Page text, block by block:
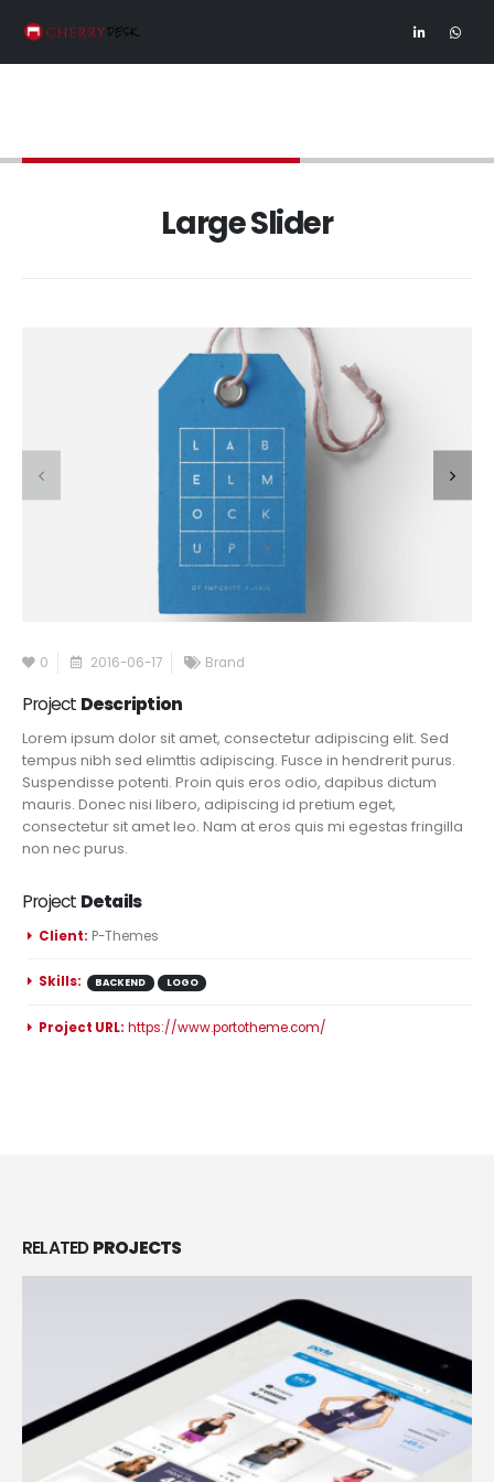
Large Slider
0 2016-06-17 Brand
Project Description
Lorem ipsum dolor sit amet, consectetur adipiscing elit. Sed
tempus nibh sed elimttis adipiscing. Fusce in hendrerit purus.
Suspendisse potenti. Proin quis eros odio, dapibus dictum
mauris. Donec nisi libero, adipiscing id pretium eget,
consectetur sit amet leo. Nam at eros quis mi egestas fringilla
non nec purus.
Project Details
Client: P-Themes
Skills: BACKEND LOGO
Project URL: https://www.portotheme.com/
RELATEDPROJECTS